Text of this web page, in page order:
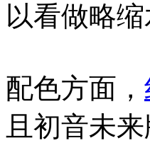
以看做略
配色方面，
且初音未